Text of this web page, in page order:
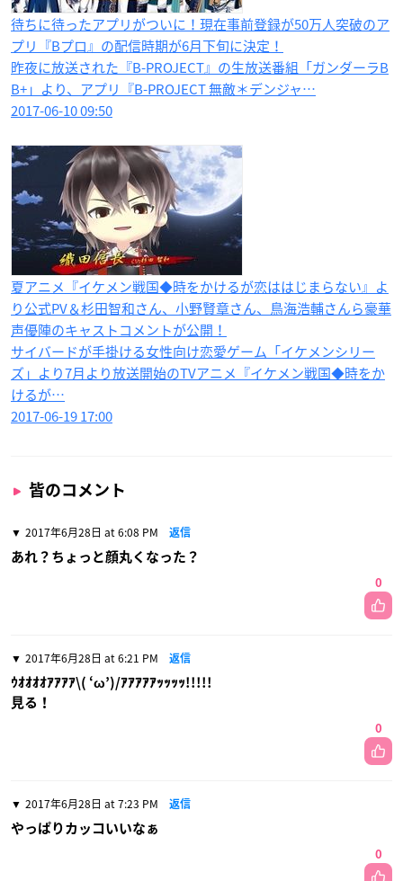
待ちに待ったアプリがついに！現在事前登録が50万人突破のア
プリ『Bプロ』の配信時期が6月下旬に決定！
昨夜に放送された『B-PROJECT』の生放送番組「ガンダーラB
B+」より、アプリ『B-PROJECT 無敵＊デンジャ…
2017-06-10 09:50
夏アニメ『イケメン戦国◆時をかけるが恋ははじまらない』よ
り公式PV＆杉田智和さん、小野賢章さん、鳥海浩輔さんら豪華
声優陣のキャストコメントが公開！
サイバードが手掛ける女性向け恋愛ゲーム「イケメンシリー
ズ」より7月より放送開始のTVアニメ『イケメン戦国◆時をか
けるが…
2017-06-19 17:00
皆のコメント
2017年6月28日 at 6:08 PM 返信
あれ？ちょっと顔丸くなった？
0
2017年6月28日 at 6:21 PM 返信
ｳｵｵｵｵｱｱｱｱ\( ‘ω’)/ｱｱｱｱｱｯｯｯｯ!!!!!
見る！
0
2017年6月28日 at 7:23 PM 返信
やっぱりカッコいいなぁ
0